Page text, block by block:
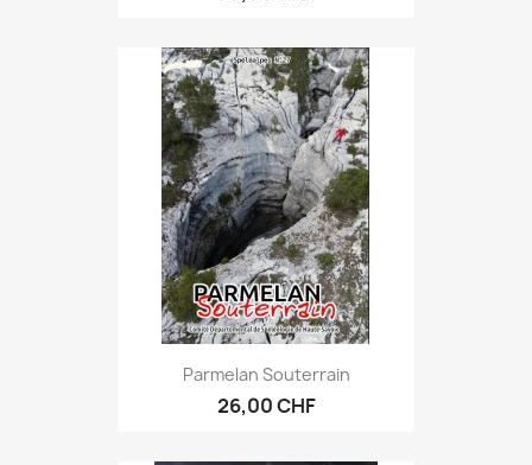
Parmelan Souterrain
26,00 CHF